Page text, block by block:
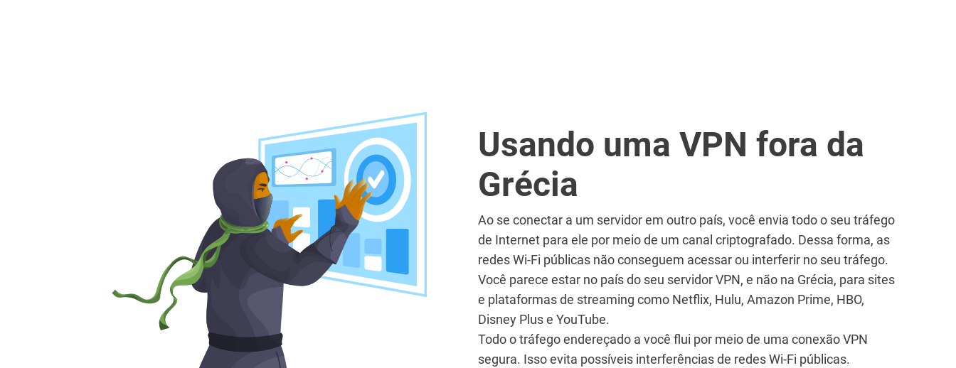
Usando uma VPN fora da
Grécia
Ao se conectar a um servidor em outro país, você envia todo o seu tráfego
de Internet para ele por meio de um canal criptografado. Dessa forma, as
redes Wi-Fi públicas não conseguem acessar ou interferir no seu tráfego.
Você parece estar no país do seu servidor VPN, e não na Grécia, para sites
e plataformas de streaming como Netflix, Hulu, Amazon Prime, HBO,
Disney Plus e YouTube.
Todo o tráfego endereçado a você flui por meio de uma conexão VPN
segura. Isso evita possíveis interferências de redes Wi-Fi públicas.